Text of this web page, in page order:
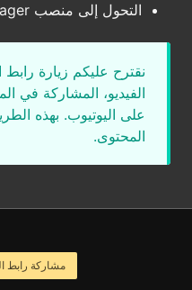
التحول إلى منصب Manager
نقترح عليكم زيارة
الفيديو، المشاركة في
على اليوتيوب. بهذه
المحتوى.
مشاركة رابط